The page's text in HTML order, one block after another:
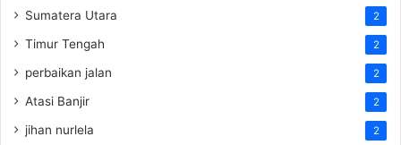
Sumatera Utara 2
Timur Tengah 2
perbaikan jalan 2
Atasi Banjir 2
jihan nurlela 2